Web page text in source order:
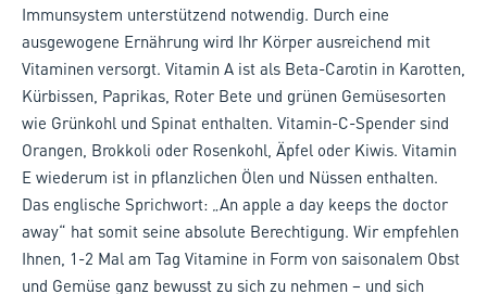
Immunsystem unterstützend notwendig. Durch eine
ausgewogene Ernährung wird Ihr Körper ausreichend mit
Vitaminen versorgt. Vitamin A ist als Beta-Carotin in Karotten,
Kürbissen, Paprikas, Roter Bete und grünen Gemüsesorten
wie Grünkohl und Spinat enthalten. Vitamin-C-Spender sind
Orangen, Brokkoli oder Rosenkohl, Äpfel oder Kiwis. Vitamin
E wiederum ist in pflanzlichen Ölen und Nüssen enthalten.
Das englische Sprichwort: „An apple a day keeps the doctor
away“ hat somit seine absolute Berechtigung. Wir empfehlen
Ihnen, 1-2 Mal am Tag Vitamine in Form von saisonalem Obst
und Gemüse ganz bewusst zu sich zu nehmen – und sich